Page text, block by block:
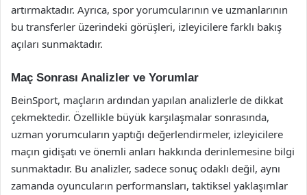
artırmaktadır. Ayrıca, spor yorumcularının ve uzmanlarının
bu transferler üzerindeki görüşleri, izleyicilere farklı bakış
açıları sunmaktadır.
Maç Sonrası Analizler ve Yorumlar
BeinSport, maçların ardından yapılan analizlerle de dikkat
çekmektedir. Özellikle büyük karşılaşmalar sonrasında,
uzman yorumcuların yaptığı değerlendirmeler, izleyicilere
maçın gidişatı ve önemli anları hakkında derinlemesine bilgi
sunmaktadır. Bu analizler, sadece sonuç odaklı değil, aynı
zamanda oyuncuların performansları, taktiksel yaklaşımlar